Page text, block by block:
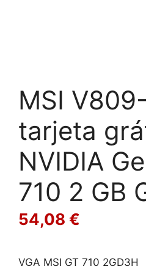
MSI
tarjeta
NVIDIA
710 2 GB
54,08 €
VGA MSI GT 710 2GD3H